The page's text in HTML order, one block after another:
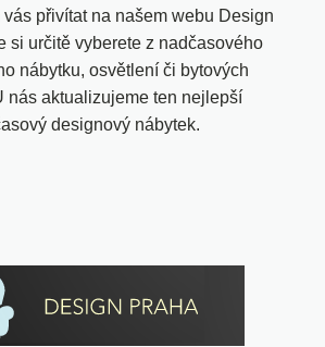
přivítat na našem webu Design
si určitě vyberete z nadčasového
nábytku, osvětlení či bytových
nás aktualizujeme ten nejlepší
designový nábytek.